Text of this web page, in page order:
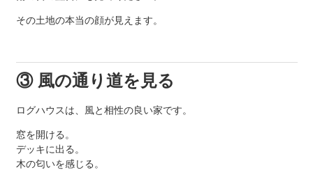
その土地の本当の顔が見えます。
③ 風の通り道を見る
ログハウスは、風と相性の良い家です。
窓を開ける。
デッキに出る。
木の匂いを感じる。